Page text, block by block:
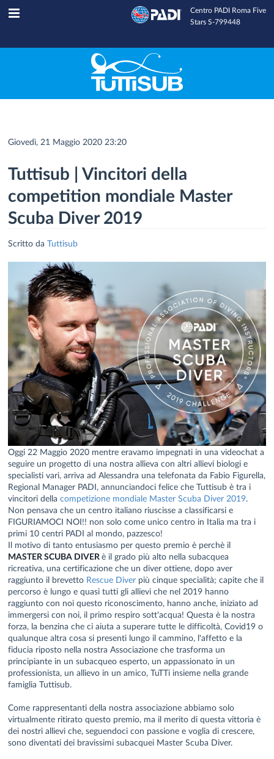
Centro PADI Roma Five
Stars S-799448
Tuttisub INFOLINE
Giovedì, 21 Maggio 2020 23:20
Tuttisub | Vincitori della
competition mondiale Master
Scuba Diver 2019
Scritto daTuttisub
Oggi 22 Maggio 2020 mentre eravamo impegnati in una videochat a
seguire un progetto di una nostra allieva con altri allievi biologi e
specialisti vari, arriva ad Alessandra una telefonata da Fabio Figurella,
Regional Manager PADI, annunciandoci felice che Tuttisub è tra i
vincitori dellacompetizione mondiale Master Scuba Diver 2019.
Non pensava che un centro italiano riuscisse a classificarsi e
FIGURIAMOCI NOI!! non solo come unico centro in Italia ma tra i
primi 10 centri PADI al mondo, pazzesco!
Il motivo di tanto entusiasmo per questo premio è perchè il
MASTER SCUBA DIVERè il grado più alto nella subacquea
ricreativa, una certificazione che un diver ottiene, dopo aver
raggiunto il brevetto Rescue Diver più cinque specialità; capite che il
percorso è lungo e quasi tutti gli allievi che nel 2019 hanno
raggiunto con noi questo riconoscimento, hanno anche, iniziato ad
immergersi con noi, il primo respiro sott'acqua! Questa è la nostra
forza, la benzina che ci aiuta a superare tutte le difficoltà, Covid19 o
qualunque altra cosa si presenti lungo il cammino, l'affetto e la
fiducia riposto nella nostra Associazione che trasforma un
principiante in un subacqueo esperto, un appassionato in un
professionista, un allievo in un amico, TuTTi insieme nella grande
famiglia Tuttisub.
Come rappresentanti della nostra associazione abbiamo solo
virtualmente ritirato questo premio, ma il merito di questa vittoria è
dei nostri allievi che, seguendoci con passione e voglia di crescere,
sono diventati dei bravissimi subacquei Master Scuba Diver.